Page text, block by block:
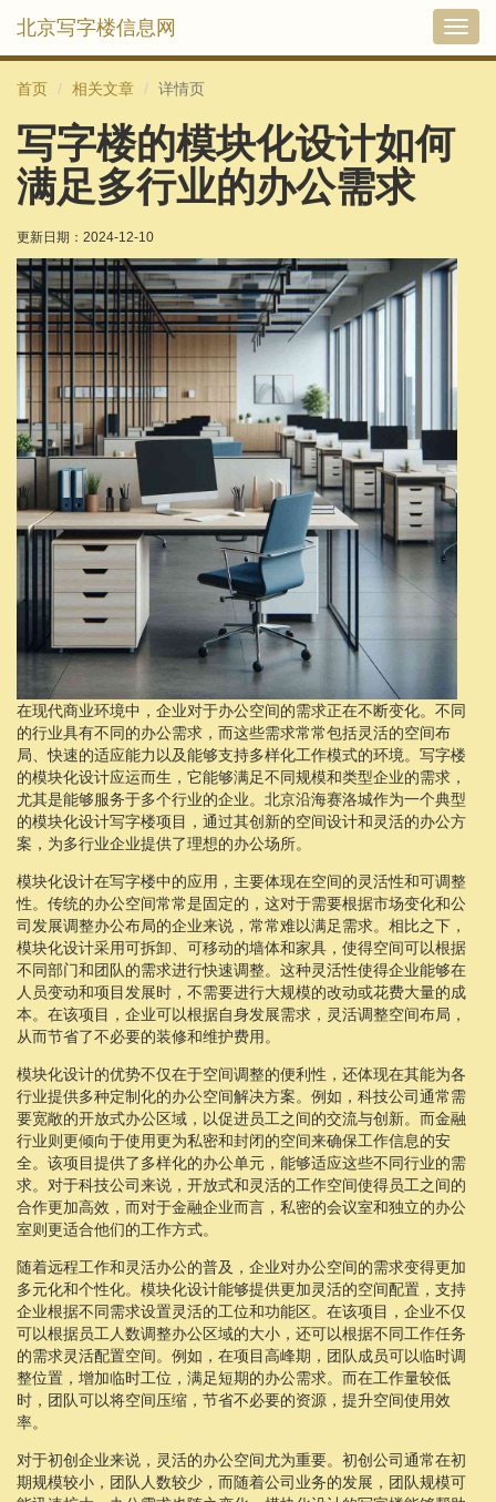
切
北京写字楼信息网
首页 相关文章 详情页
写字楼的模块化设计如何
满足多行业的办公需求
更新日期： 2024-12-10
在现代商业环境中，企业对于办公空间的需求正在不断变化。不同
的行业具有不同的办公需求，而这些需求常常包括灵活的空间布
局、快速的适应能力以及能够支持多样化工作模式的环境。写字楼
的模块化设计应运而生，它能够满足不同规模和类型企业的需求，
尤其是能够服务于多个行业的企业。北京沿海赛洛城作为一个典型
的模块化设计写字楼项目，通过其创新的空间设计和灵活的办公方
案，为多行业企业提供了理想的办公场所。
模块化设计在写字楼中的应用，主要体现在空间的灵活性和可调整
性。传统的办公空间常常是固定的，这对于需要根据市场变化和公
司发展调整办公布局的企业来说，常常难以满足需求。相比之下，
模块化设计采用可拆卸、可移动的墙体和家具，使得空间可以根据
不同部门和团队的需求进行快速调整。这种灵活性使得企业能够在
人员变动和项目发展时，不需要进行大规模的改动或花费大量的成
本。在该项目，企业可以根据自身发展需求，灵活调整空间布局，
从而节省了不必要的装修和维护费用。
模块化设计的优势不仅在于空间调整的便利性，还体现在其能为各
行业提供多种定制化的办公空间解决方案。例如，科技公司通常需
要宽敞的开放式办公区域，以促进员工之间的交流与创新。而金融
行业则更倾向于使用更为私密和封闭的空间来确保工作信息的安
全。该项目提供了多样化的办公单元，能够适应这些不同行业的需
求。对于科技公司来说，开放式和灵活的工作空间使得员工之间的
合作更加高效，而对于金融企业而言，私密的会议室和独立的办公
室则更适合他们的工作方式。
随着远程工作和灵活办公的普及，企业对办公空间的需求变得更加
多元化和个性化。模块化设计能够提供更加灵活的空间配置，支持
企业根据不同需求设置灵活的工位和功能区。在该项目，企业不仅
可以根据员工人数调整办公区域的大小，还可以根据不同工作任务
的需求灵活配置空间。例如，在项目高峰期，团队成员可以临时调
整位置，增加临时工位，满足短期的办公需求。而在工作量较低
时，团队可以将空间压缩，节省不必要的资源，提升空间使用效
率。
对于初创企业来说，灵活的办公空间尤为重要。初创公司通常在初
期规模较小，团队人数较少，而随着公司业务的发展，团队规模可